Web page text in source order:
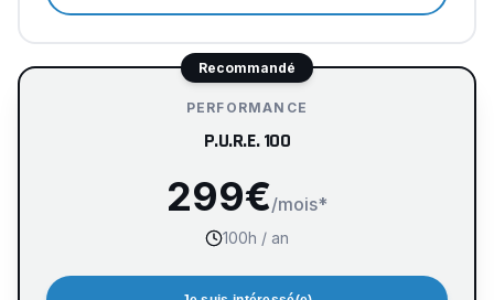
Recommandé
PERFORMANCE
P.U.R.E. 100
299€/mois*
100h / an